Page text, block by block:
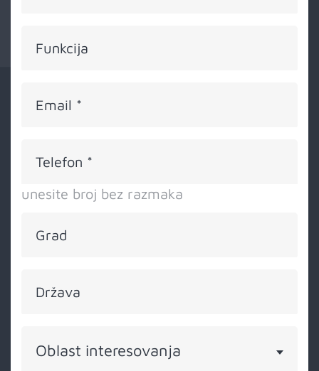
Funkcija
Email *
Telefon *
unesite broj bez razmaka
Grad
Država
Oblast interesovanja